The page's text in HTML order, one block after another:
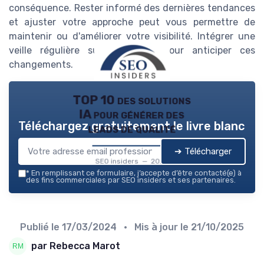
conséquence. Rester informé des dernières tendances
et ajuster votre approche peut vous permettre de
maintenir ou d'améliorer votre visibilité. Intégrer une
veille régulière suffit souvent pour anticiper ces
changements.
TOP 10 des solutions
IA pour générer des
leads de qualité
SEO insiders — 2026
Téléchargez gratuitement le livre blanc
➔ Télécharger
* En remplissant ce formulaire, j’accepte d’être contacté(e) à
des fins commerciales par SEO insiders et ses partenaires.
Publié le 17/03/2024 • Mis à jour le 21/10/2025
par Rebecca Marot